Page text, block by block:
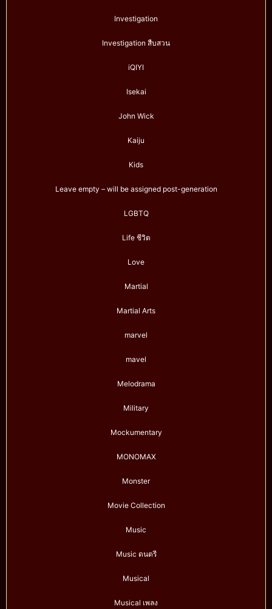
Investigation
Investigation สืบสวน
iQIYI
Isekai
John Wick
Kaiju
Kids
Leave empty – will be assigned post-generation
LGBTQ
Life ชีวิต
Love
Martial
Martial Arts
marvel
mavel
Melodrama
Military
Mockumentary
MONOMAX
Monster
Movie Collection
Music
Music ดนตรี
Musical
Musical เพลง